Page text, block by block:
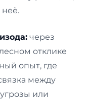
неё.
через
отклике
опыт, где
между
или